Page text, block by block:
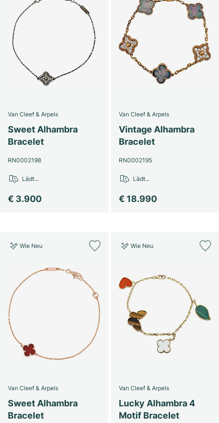
Van Cleef & Arpels
Sweet Alhambra
Bracelet
RN0002198
€ 3.900
Lädt...
Van Cleef & Arpels
Vintage Alhambra
Bracelet
RN0002195
€ 18.990
Lädt...
Wie Neu
Van Cleef & Arpels
Sweet Alhambra
Bracelet
Wie Neu
Van Cleef & Arpels
Lucky Alhambra 4
Motif Bracelet